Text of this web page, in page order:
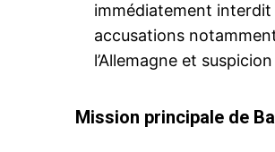
immédiatement
accusations
l’Allemagne et
Mission principale de